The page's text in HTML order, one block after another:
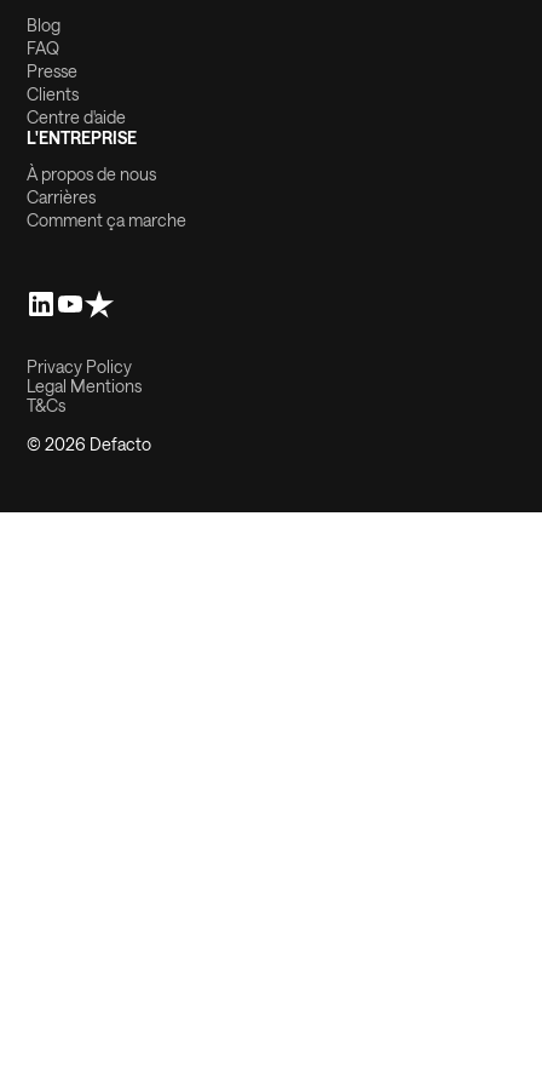
Blog
FAQ
Presse
Clients
Centre d'aide
L'ENTREPRISE
À propos de nous
Carrières
Comment ça marche
© 2026 Defacto
Privacy Policy
Legal Mentions
T&Cs